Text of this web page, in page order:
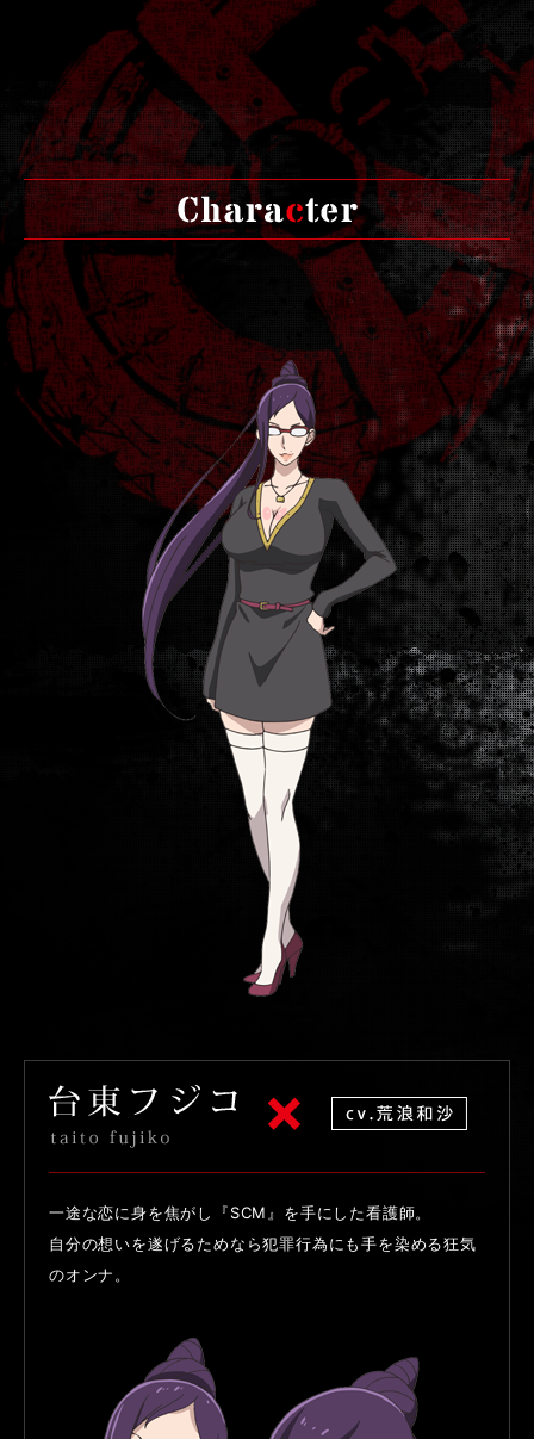
一途な恋に身を焦がし『SCM』を手にした看護師。
自分の想いを遂げるためなら犯罪行為にも手を染める狂気
のオンナ。